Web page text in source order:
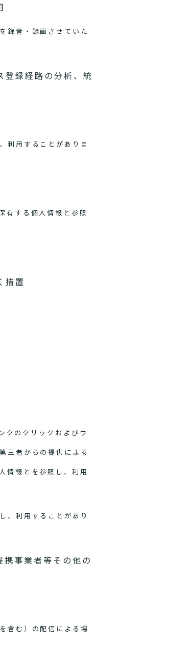
録音・録画させていた
登録経路の分析、統
利用することがありま
有する個人情報と参照
措置
クのクリックおよびウ
三者からの提供による
情報とを参照し、利用
、利用することがあり
事業者等その他の
含む）の配信による場